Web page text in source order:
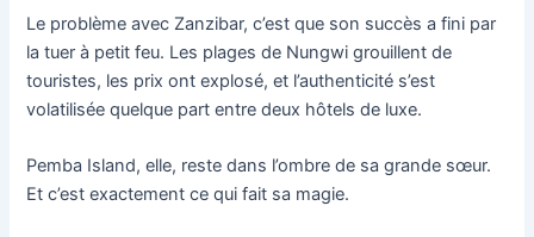
Le problème avec Zanzibar, c’est que son succès a fini par
la tuer à petit feu. Les plages de Nungwi grouillent de
touristes, les prix ont explosé, et l’authenticité s’est
volatilisée quelque part entre deux hôtels de luxe.
Pemba Island, elle, reste dans l’ombre de sa grande sœur.
Et c’est exactement ce qui fait sa magie.